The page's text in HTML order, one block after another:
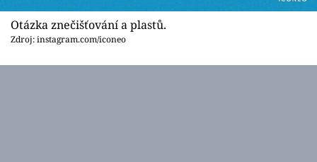
Otázka znečišťování a plastů.
Zdroj: instagram.com/iconeo